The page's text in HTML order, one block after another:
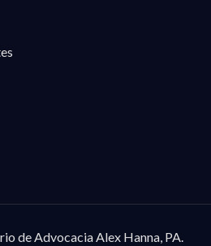
de Advocacia Alex Hanna, PA.